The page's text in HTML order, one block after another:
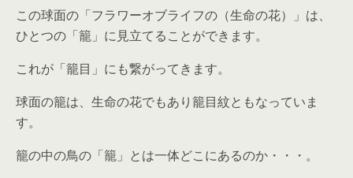
この球面の「フラワーオブライフの（生命の花）」は、
ひとつの「籠」に見立てることができます。
これが「籠目」にも繋がってきます。
球面の籠は、生命の花でもあり籠目紋ともなっていま
す。
籠の中の鳥の「籠」とは一体どこにあるのか・・・。